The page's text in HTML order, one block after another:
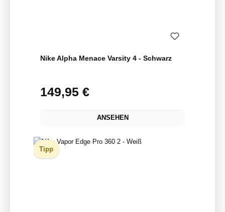
Nike Alpha Menace Varsity 4 - Schwarz
Regulärer Preis:
149,95 €
ANSEHEN
Tipp